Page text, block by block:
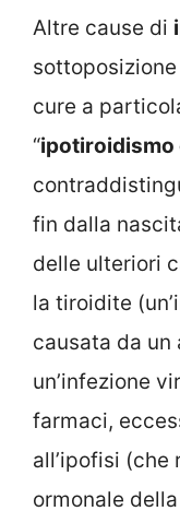
Altre cause di
cure a
“ipotiroidismo
fin dalla
delle ulteriori
la tiroidite
causata da un
un’infezione
farmaci,
all’ipofisi (che
ormonale